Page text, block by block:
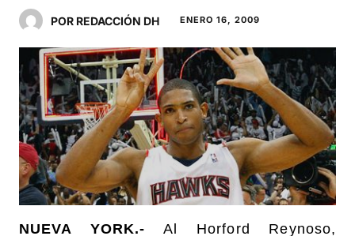
POR REDACCIÓN DH ENERO 16, 2009
NUEVA YORK.- Al Horford Reynoso,